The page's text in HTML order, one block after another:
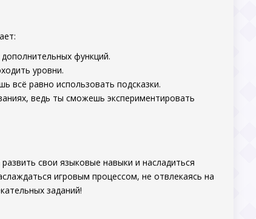
функций.
уровни.
всё равно использовать подсказки.
ведь ты сможешь экспериментировать
свои языковые навыки и насладиться
игровым процессом, не отвлекаясь на
заданий!